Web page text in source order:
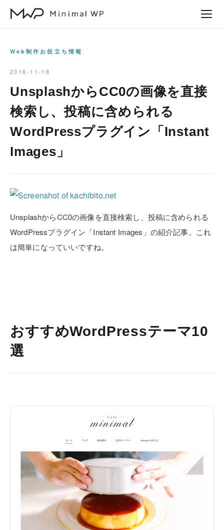
Web制作お役立ち情報
2016-11-18
UnsplashからCC0の画像を直接
検索し、投稿に含められる
WordPressプラグイン「Instant
Images」
UnsplashからCC0の画像を直接検索し、投稿に含められる
WordPressプラグイン「Instant Images」の紹介記事。これ
は簡単になっていいですね。
おすすめWordPressテーマ10
選